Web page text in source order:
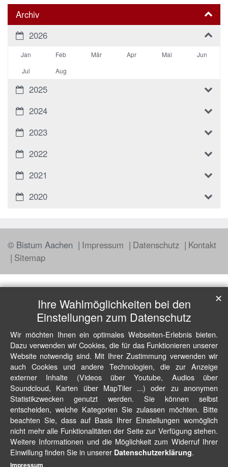
Archiv
2026
Jan Feb Mär Apr Mai
Jun
Jul
Aug
2025
2024
2023
2022
2021
2020
© Bistum Aachen Impressum Datenschutz
Kontakt
Sitemap
Ihre Wahlmöglichkeiten bei den
Einstellungen zum Datenschutz
Wir möchten Ihnen ein optimales Webseiten-Erlebnis bieten.
Dazu verwenden wir Cookies, die für das Funktionieren unserer
Website notwendig sind. Mit Ihrer Zustimmung verwenden wir
auch Cookies und andere Technologien, die zur Anzeige
externer Inhalte (Videos über Youtube, Audios über
Soundcloud, Karten über MapTiler ...) oder zu anonymen
Statistikzwecken genutzt werden. Sie können selbst
entscheiden, welche Kategorien Sie zulassen möchten. Bitte
beachten Sie, dass auf Basis Ihrer Einstellungen womöglich
nicht mehr alle Funktionalitäten der Seite zur Verfügung stehen.
Weitere Informationen und die Möglichkeit zum Widerruf Ihrer
Einwillung finden Sie in unserer Datenschutzerklärung.
✕
Impressum